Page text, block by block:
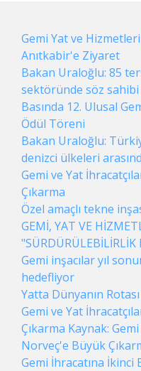
Gemi Yat ve
Anıtkabir'e Ziyaret
Bakan Uraloğlu: 85
sektöründe söz sahibi
Basında 12. Ulusal
Ödül Töreni
Bakan Uraloğlu:
denizci ülkeleri
Gemi ve Yat
Çıkarma
Özel amaçlı tekne
GEMİ, YAT VE
Gemi inşacılar yıl
hedefliyor
Yatta Dünyanın
Gemi ve Yat
Çıkarma Kaynak:
Norveç'e Büyük
Gemi İhracatına İkinci